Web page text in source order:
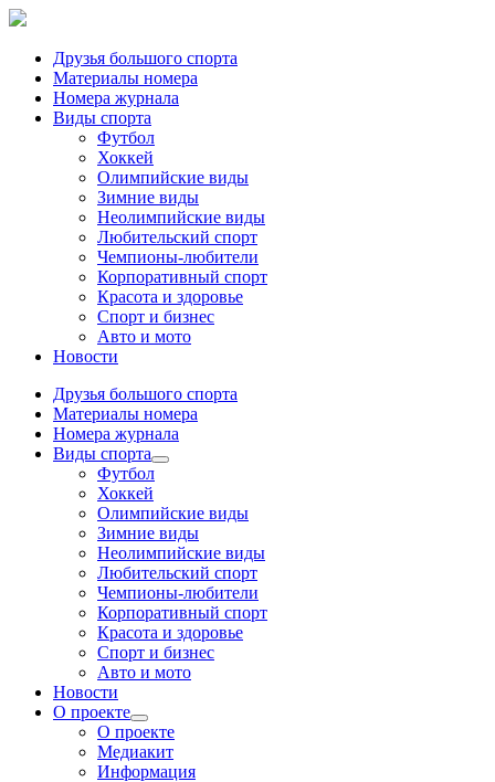
Друзья большого спорта
Материалы номера
Номера журнала
Виды спорта
Футбол
Хоккей
Олимпийские виды
Зимние виды
Неолимпийские виды
Любительский спорт
Чемпионы-любители
Корпоративный спорт
Красота и здоровье
Спорт и бизнес
Авто и мото
Новости
Друзья большого спорта
Материалы номера
Номера журнала
Виды спорта
Футбол
Хоккей
Олимпийские виды
Зимние виды
Неолимпийские виды
Любительский спорт
Чемпионы-любители
Корпоративный спорт
Красота и здоровье
Спорт и бизнес
Авто и мото
Новости
О проекте
О проекте
Медиакит
Информация